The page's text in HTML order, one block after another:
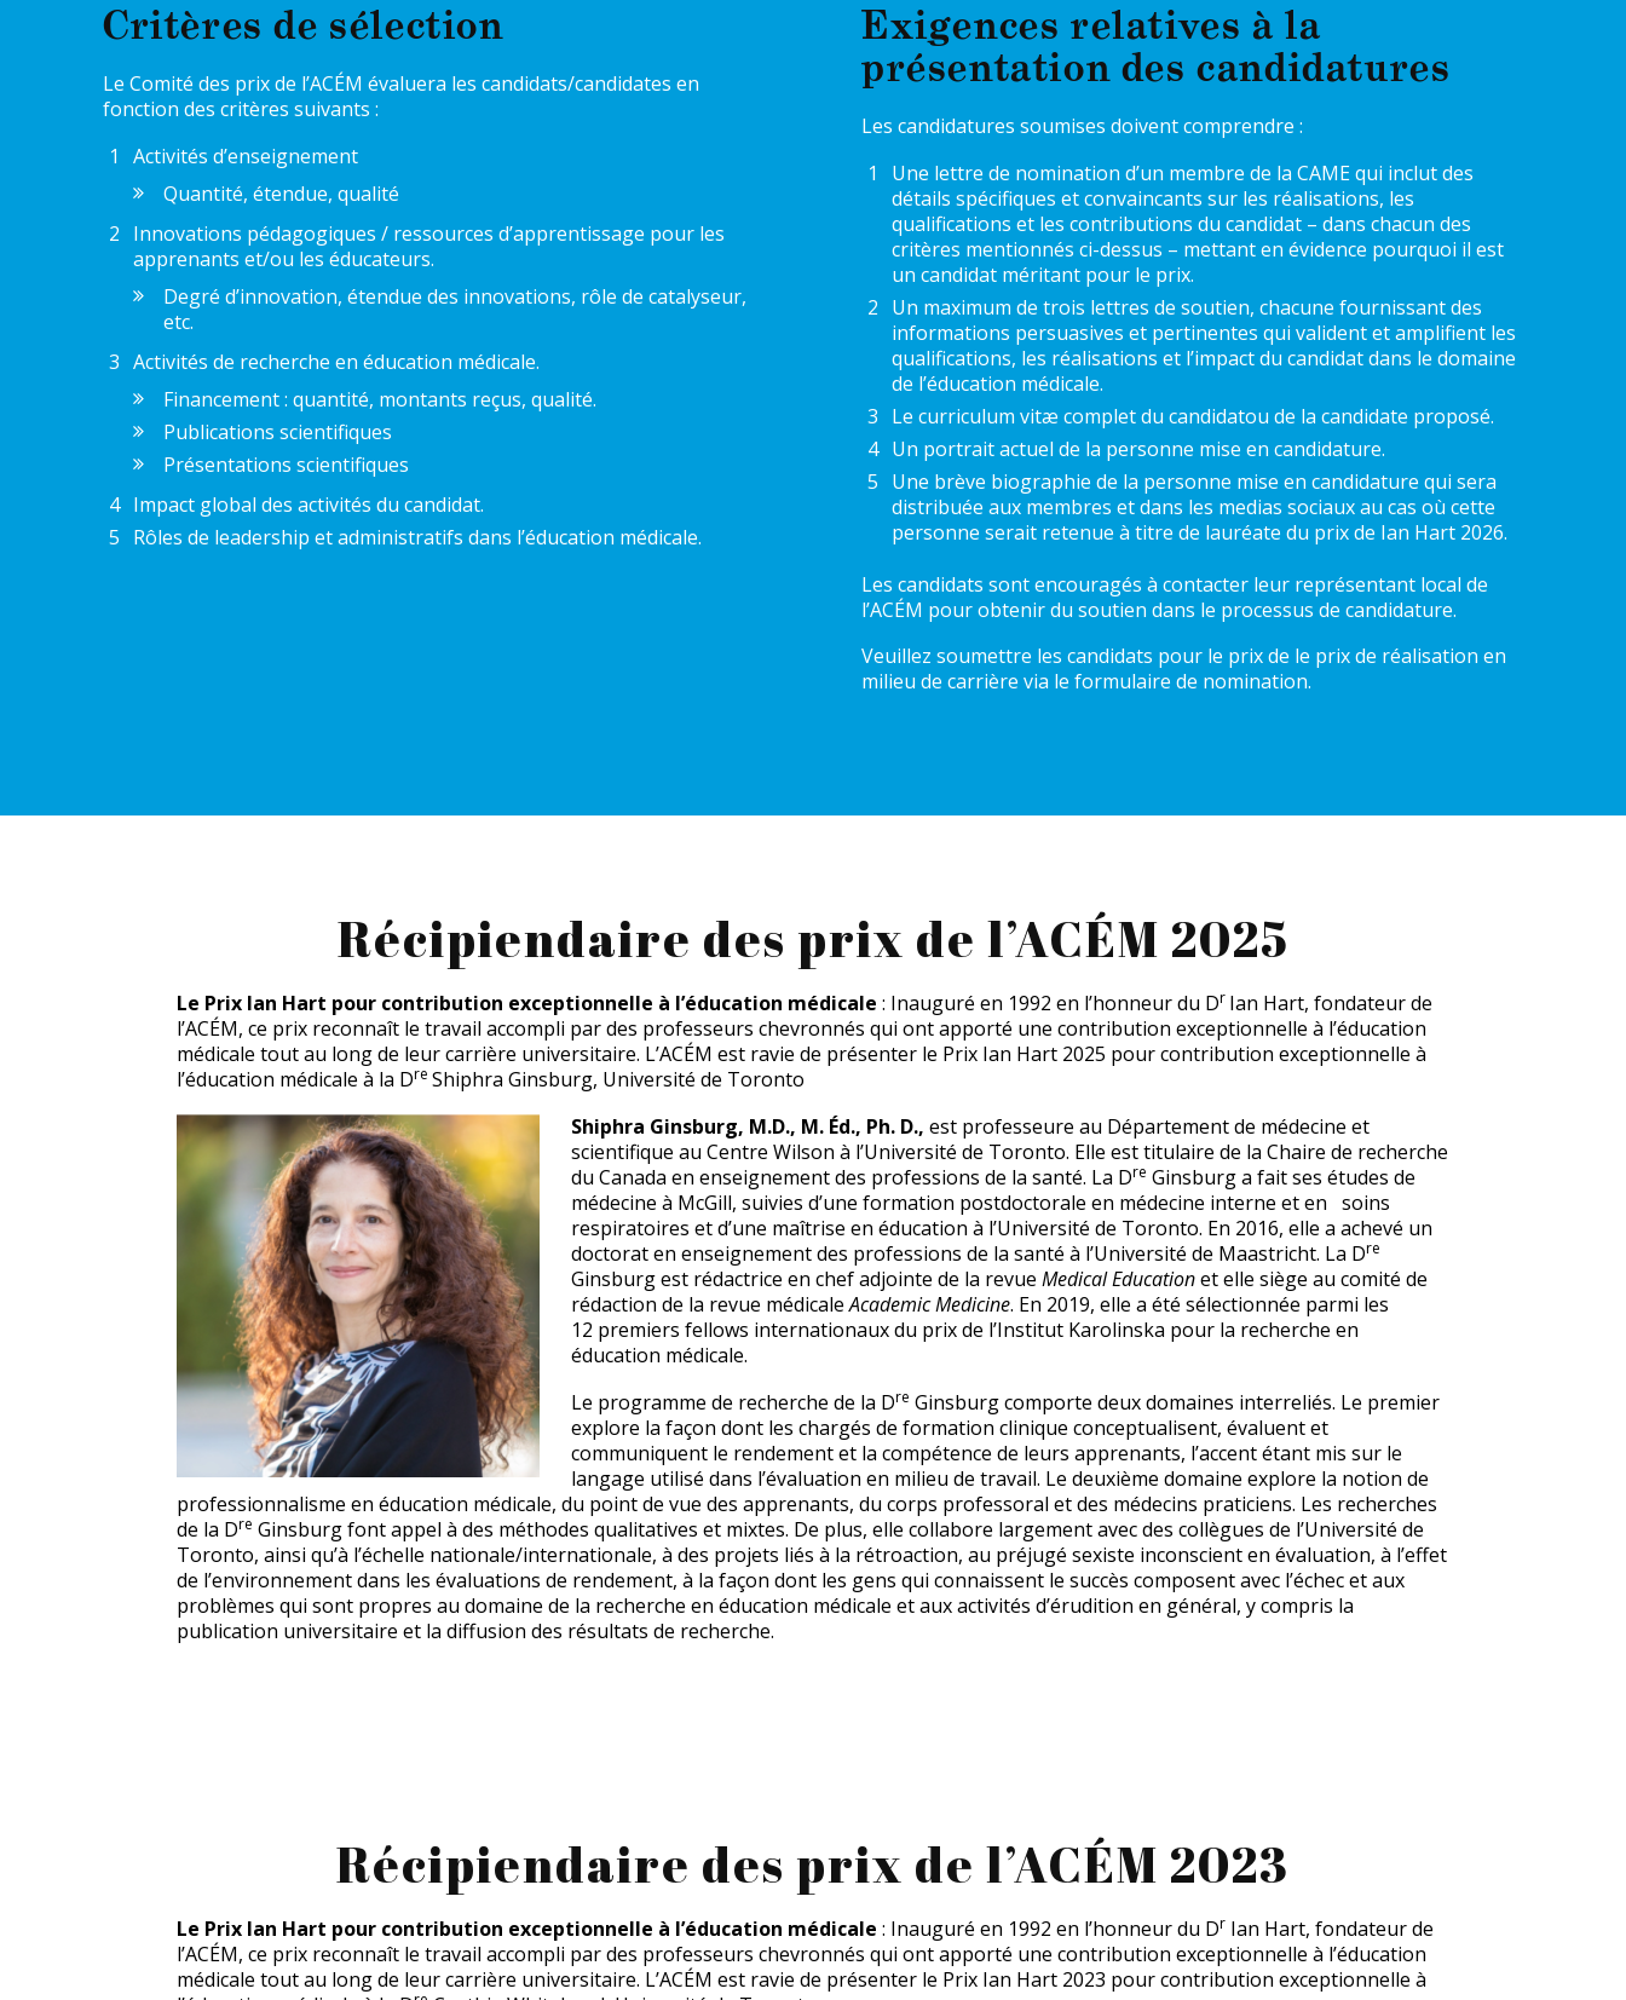
Critères de sélection
Le Comité des prix de l’ACÉM évaluera les candidats/candidates en
fonction des critères suivants :
Activités d’enseignement
Quantité, étendue, qualité
Innovations pédagogiques / ressources d’apprentissage pour les
apprenants et/ou les éducateurs.
Degré d’innovation, étendue des innovations, rôle de catalyseur,
etc.
Activités de recherche en éducation médicale.
Financement : quantité, montants reçus, qualité.
Publications scientifiques
Présentations scientifiques
Impact global des activités du candidat.
Rôles de leadership et administratifs dans l’éducation médicale.
Exigences relatives à la
présentation des candidatures
Les candidatures soumises doivent comprendre :
Une lettre de nomination d’un membre de la CAME qui inclut des
détails spécifiques et convaincants sur les réalisations, les
qualifications et les contributions du candidat – dans chacun des
critères mentionnés ci-dessus – mettant en évidence pourquoi il est
un candidat méritant pour le prix.
Un maximum de trois lettres de soutien, chacune fournissant des
informations persuasives et pertinentes qui valident et amplifient les
qualifications, les réalisations et l’impact du candidat dans le domaine
de l’éducation médicale.
Le curriculum vitæ complet du candidatou de la candidate proposé.
Un portrait actuel de la personne mise en candidature.
Une brève biographie de la personne mise en candidature qui sera
distribuée aux membres et dans les medias sociaux au cas où cette
personne serait retenue à titre de lauréate du prix de Ian Hart 2026.
Les candidats sont encouragés à contacter leur représentant local de
l’ACÉM pour obtenir du soutien dans le processus de candidature.
Veuillez soumettre les candidats pour le prix de le prix de réalisation en
milieu de carrière via le formulaire de nomination.
Récipiendaire des prix de l’ACÉM 2025
Le Prix Ian Hart pour contribution exceptionnelle à l’éducation médicale : Inauguré en 1992 en l’honneur du Dr Ian Hart, fondateur de
l’ACÉM, ce prix reconnaît le travail accompli par des professeurs chevronnés qui ont apporté une contribution exceptionnelle à l’éducation
médicale tout au long de leur carrière universitaire. L’ACÉM est ravie de présenter le Prix Ian Hart 2025 pour contribution exceptionnelle à
l’éducation médicale à la Dre Shiphra Ginsburg, Université de Toronto
Shiphra Ginsburg, M.D., M. Éd., Ph. D., est professeure au Département de médecine et
scientifique au Centre Wilson à l’Université de Toronto. Elle est titulaire de la Chaire de recherche
du Canada en enseignement des professions de la santé. La Dre Ginsburg a fait ses études de
médecine à McGill, suivies d’une formation postdoctorale en médecine interne et en soins
respiratoires et d’une maîtrise en éducation à l’Université de Toronto. En 2016, elle a achevé un
doctorat en enseignement des professions de la santé à l’Université de Maastricht. La Dre
Ginsburg est rédactrice en chef adjointe de la revue Medical Educationet elle siège au comité de
rédaction de la revue médicaleAcademic Medicine. En 2019, elle a été sélectionnée parmi les
12 premiers fellows internationaux du prix de l’Institut Karolinska pour la recherche en
éducation médicale.
Le programme de recherche de la Dre Ginsburg comporte deux domaines interreliés. Le premier
explore la façon dont les chargés de formation clinique conceptualisent, évaluent et
communiquent le rendement et la compétence de leurs apprenants, l’accent étant mis sur le
langage utilisé dans l’évaluation en milieu de travail. Le deuxième domaine explore la notion de
professionnalisme en éducation médicale, du point de vue des apprenants, du corps professoral et des médecins praticiens. Les recherches
de la Dre Ginsburg font appel à des méthodes qualitatives et mixtes. De plus, elle collabore largement avec des collègues de l’Université de
Toronto, ainsi qu’à l’échelle nationale/internationale, à des projets liés à la rétroaction, au préjugé sexiste inconscient en évaluation, à l’effet
de l’environnement dans les évaluations de rendement, à la façon dont les gens qui connaissent le succès composent avec l’échec et aux
problèmes qui sont propres au domaine de la recherche en éducation médicale et aux activités d’érudition en général, y compris la
publication universitaire et la diffusion des résultats de recherche.
Récipiendaire des prix de l’ACÉM 2023
Le Prix Ian Hart pour contribution exceptionnelle à l’éducation médicale : Inauguré en 1992 en l’honneur du Dr Ian Hart, fondateur de
l’ACÉM, ce prix reconnaît le travail accompli par des professeurs chevronnés qui ont apporté une contribution exceptionnelle à l’éducation
médicale tout au long de leur carrière universitaire. L’ACÉM est ravie de présenter le Prix Ian Hart 2023 pour contribution exceptionnelle à